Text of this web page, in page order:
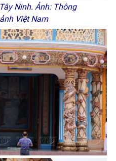
Ninh. Ảnh: Thông
Việt Nam